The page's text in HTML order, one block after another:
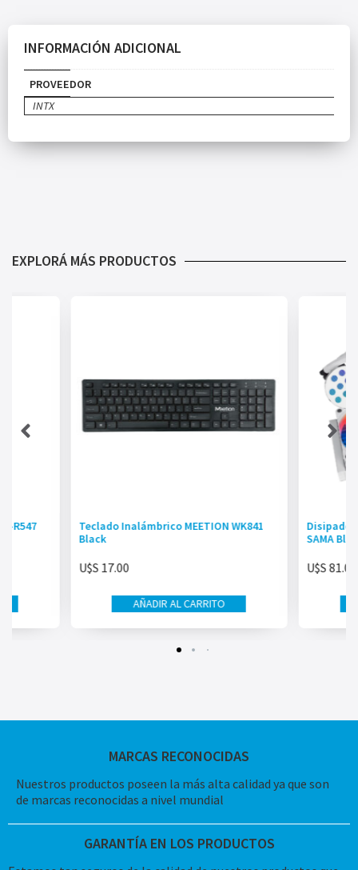
INFORMACIÓN ADICIONAL
PROVEEDOR
INTX
EXPLORÁ MÁS PRODUCTOS
R547
Teclado Inalámbrico MEETION WK841
Black
U$S 17.00
AÑADIR AL CARRITO
Disipador
SAMA
U$S 81.00
MARCAS RECONOCIDAS
Nuestros productos poseen la más alta calidad ya que son
de marcas reconocidas a nivel mundial
GARANTÍA EN LOS PRODUCTOS